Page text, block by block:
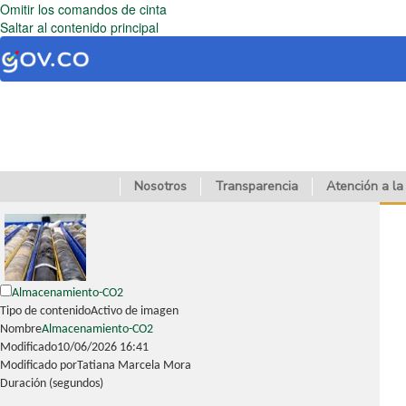
Omitir los comandos de cinta
Saltar al contenido principal
Nosotros Transparencia Atención a
Almacenamiento-CO2
Tipo de contenidoActivo de imagen
NombreAlmacenamiento-CO2
Modificado10/06/2026 16:41
Modificado porTatiana Marcela Mora
Duración (segundos)